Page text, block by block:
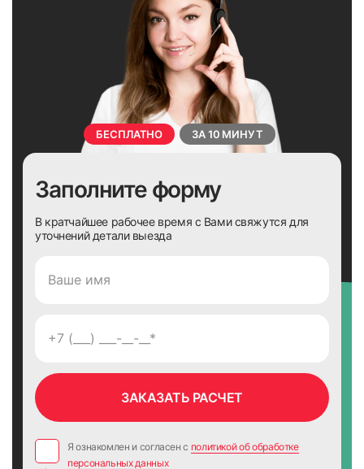
6
БЕСПЛАТНО ЗА 10 МИНУТ
Заполните форму
В кратчайшее рабочее время с Вами свяжутся для
уточнений детали выезда
Я ознакомлен и согласен с политикой об обработке
персональных данных